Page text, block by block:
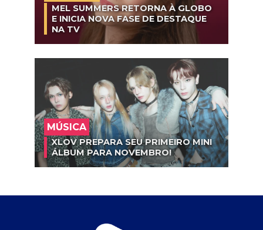
MEL SUMMERS RETORNA À GLOBO
E INICIA NOVA FASE DE DESTAQUE
NA TV
MÚSICA
XLOV PREPARA SEU PRIMEIRO MINI
ÁLBUM PARA NOVEMBRO!